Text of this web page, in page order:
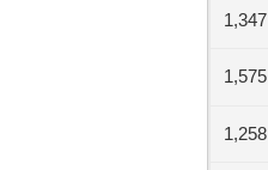
1,347
1,575
1,258